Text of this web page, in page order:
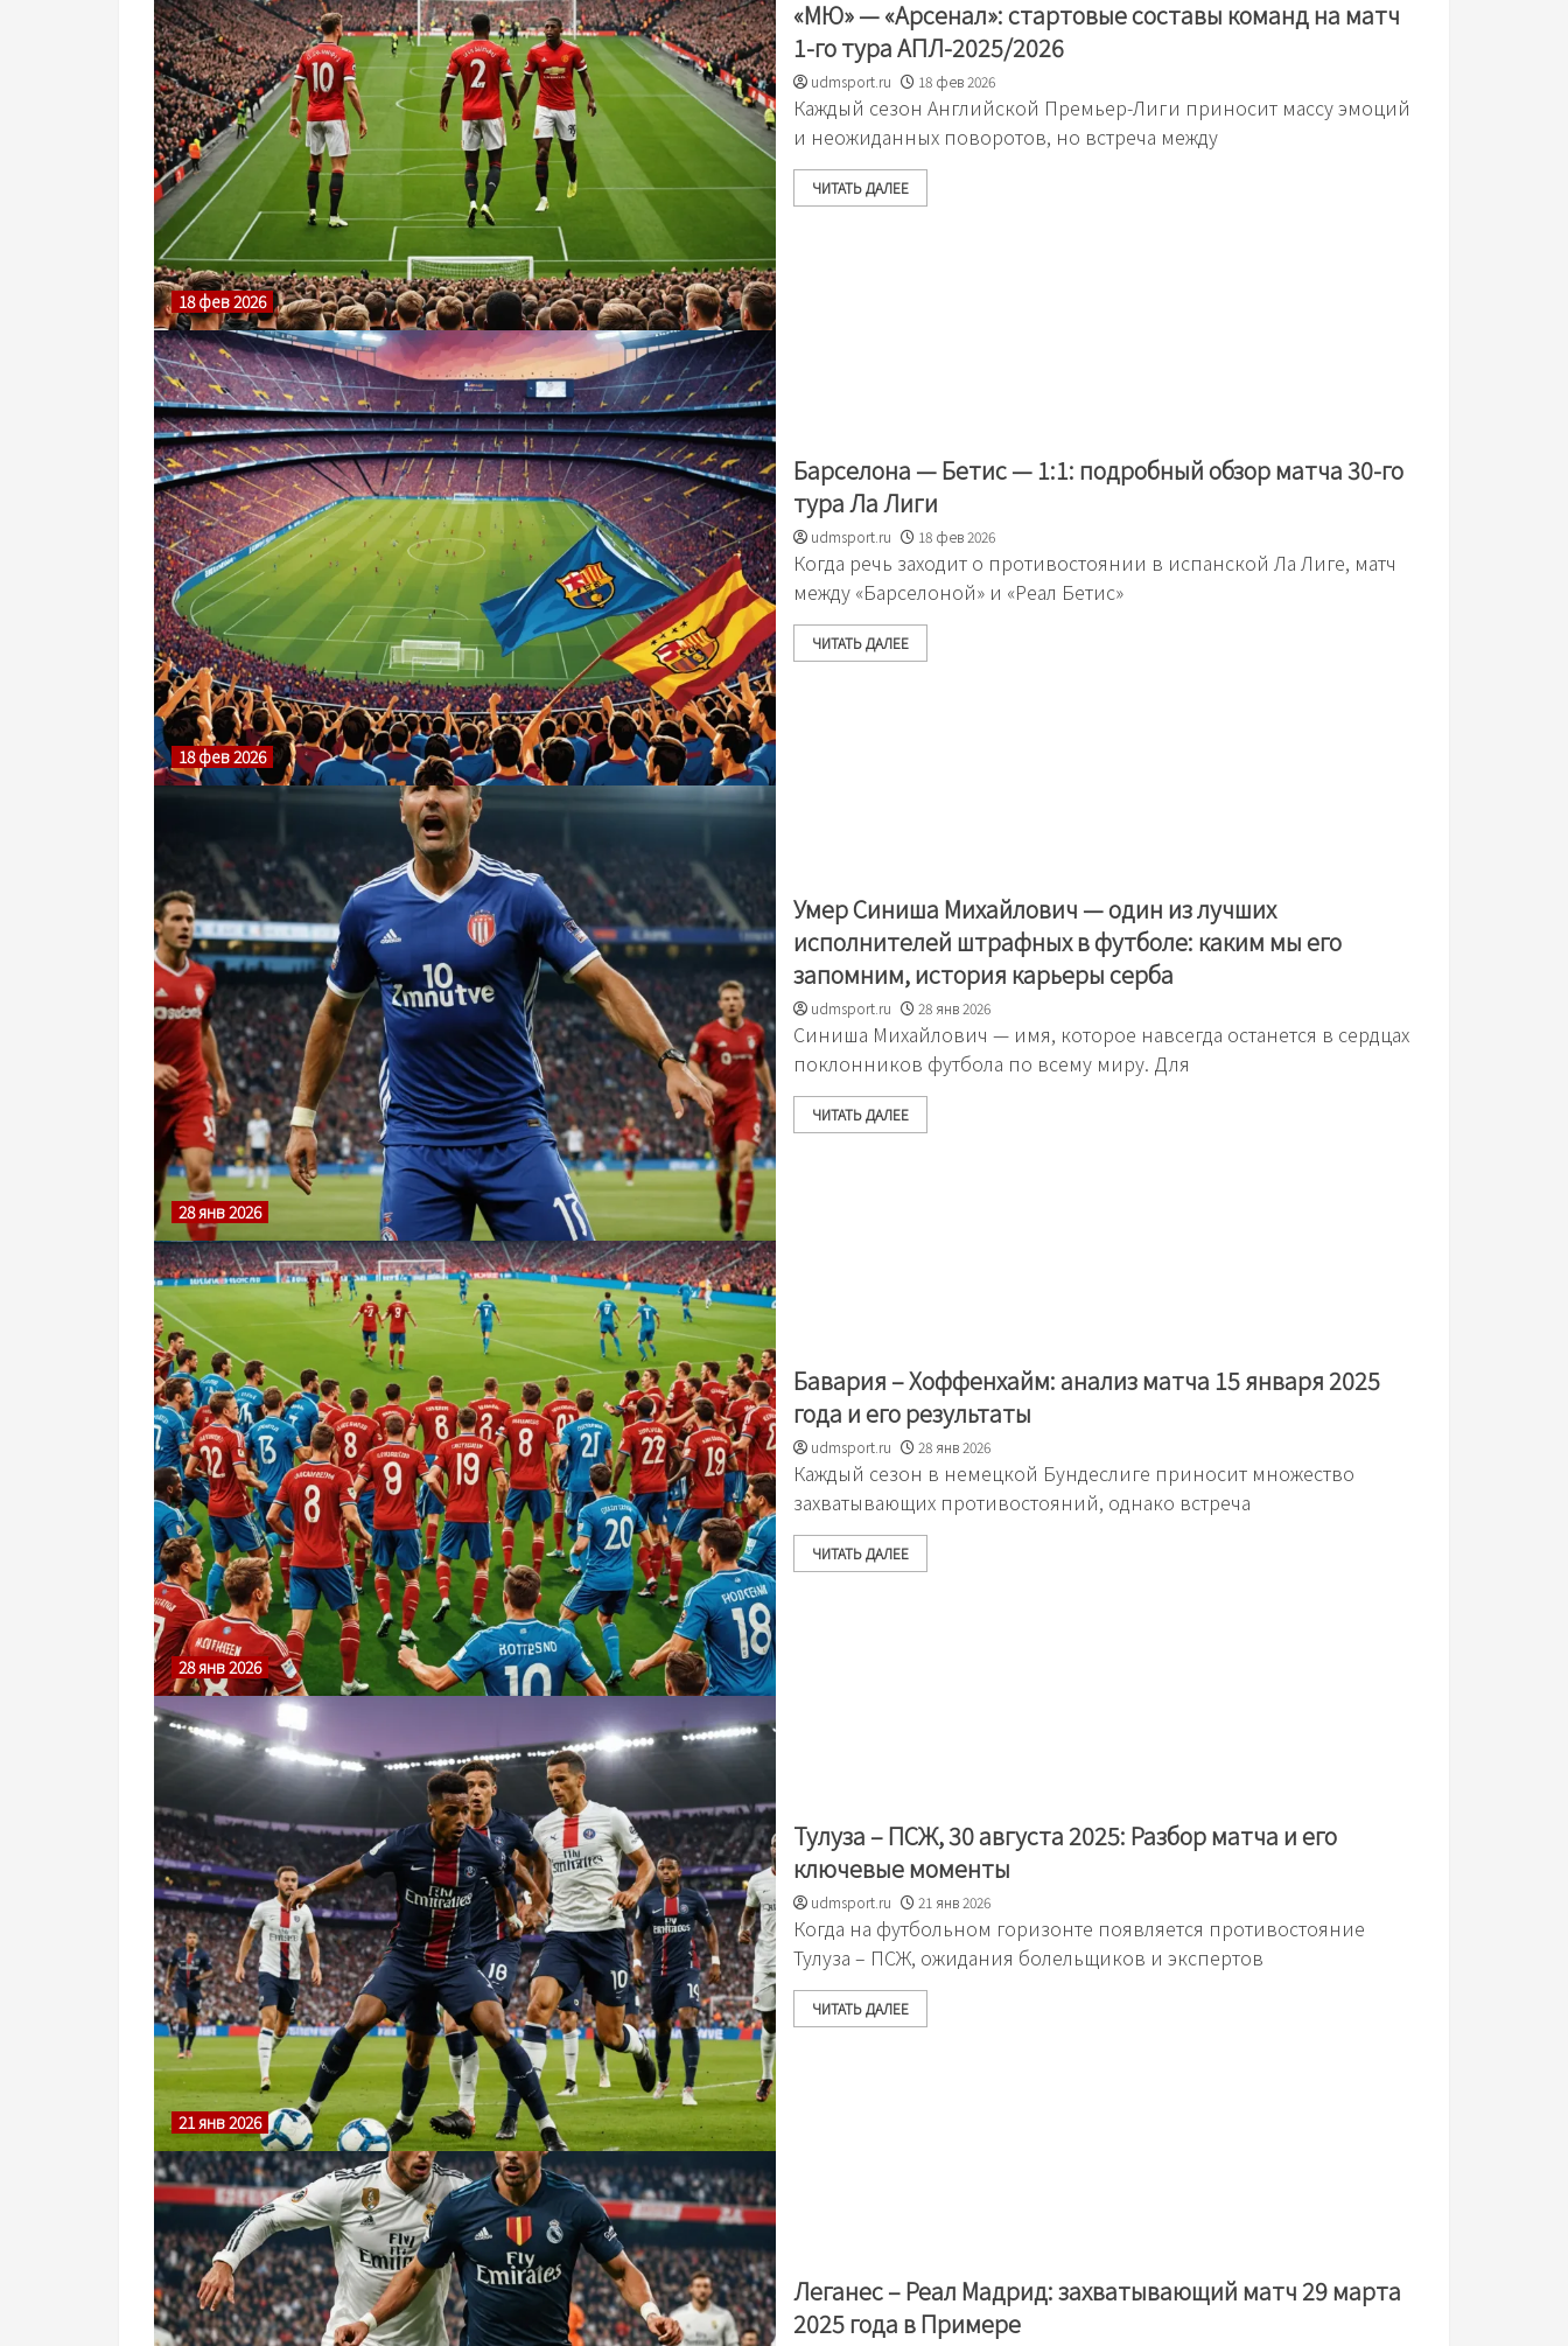
18 фев 2026
«МЮ» — «Арсенал»: стартовые составы команд на матч
1-го тура АПЛ-2025/2026
udmsport.ru 18 фев 2026
Каждый сезон Английской Премьер-Лиги приносит массу эмоций
и неожиданных поворотов, но встреча между
ЧИТАТЬ ДАЛЕЕ
18 фев 2026
Барселона — Бетис — 1:1: подробный обзор матча 30-го
тура Ла Лиги
udmsport.ru 18 фев 2026
Когда речь заходит о противостоянии в испанской Ла Лиге, матч
между «Барселоной» и «Реал Бетис»
ЧИТАТЬ ДАЛЕЕ
28 янв 2026
Умер Синиша Михайлович — один из лучших
исполнителей штрафных в футболе: каким мы его
запомним, история карьеры серба
udmsport.ru 28 янв 2026
Синиша Михайлович — имя, которое навсегда останется в сердцах
поклонников футбола по всему миру. Для
ЧИТАТЬ ДАЛЕЕ
28 янв 2026
Бавария – Хоффенхайм: анализ матча 15 января 2025
года и его результаты
udmsport.ru 28 янв 2026
Каждый сезон в немецкой Бундеслиге приносит множество
захватывающих противостояний, однако встреча
ЧИТАТЬ ДАЛЕЕ
21 янв 2026
Тулуза – ПСЖ, 30 августа 2025: Разбор матча и его
ключевые моменты
udmsport.ru 21 янв 2026
Когда на футбольном горизонте появляется противостояние
Тулуза – ПСЖ, ожидания болельщиков и экспертов
ЧИТАТЬ ДАЛЕЕ
Леганес – Реал Мадрид: захватывающий матч 29 марта
2025 года в Примере